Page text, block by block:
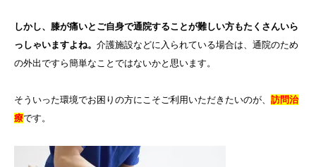
しかし、膝が痛いとご自身で通院することが難しい方もたくさんいら
っしゃいますよね。 介護施設などに入られている場合は、通院のため
の外出ですら簡単なことではないかと思います。
そういった環境でお困りの方にこそご利用いただきたいのが、 訪問治
療です。